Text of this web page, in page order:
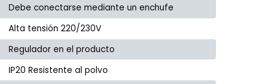
Debe conectarse mediante un enchufe
Alta tensión 220/230V
Regulador en el producto
IP20 Resistente al polvo